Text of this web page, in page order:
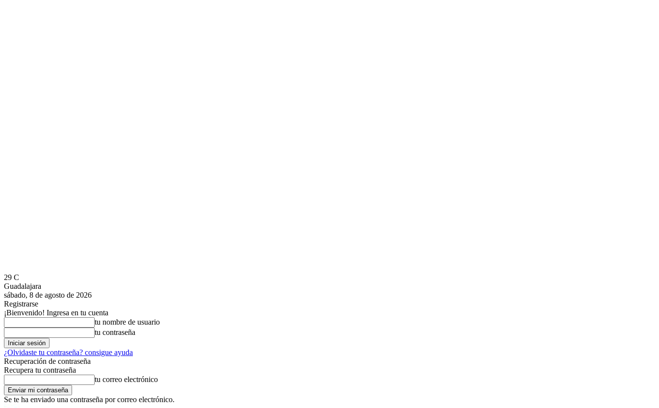
29 C
Guadalajara
sábado, 8 de agosto de 2026
Registrarse
¡Bienvenido! Ingresa en tu cuenta
tu nombre de usuario
tu contraseña
¿Olvidaste tu contraseña? consigue ayuda
Recuperación de contraseña
Recupera tu contraseña
tu correo electrónico
Se te ha enviado una contraseña por correo electrónico.